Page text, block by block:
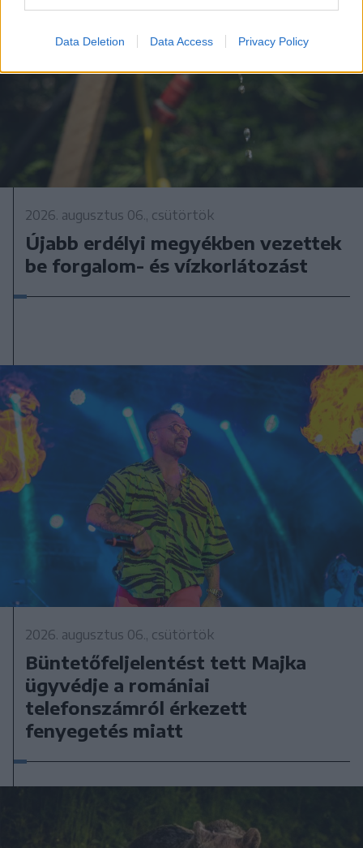
Data Deletion Data Access Privacy Policy
2026. augusztus 06., csütörtök
Újabb erdélyi megyékben vezettek
be forgalom- és vízkorlátozást
2026. augusztus 06., csütörtök
Büntetőfeljelentést tett Majka
ügyvédje a romániai
telefonszámról érkezett
fenyegetés miatt